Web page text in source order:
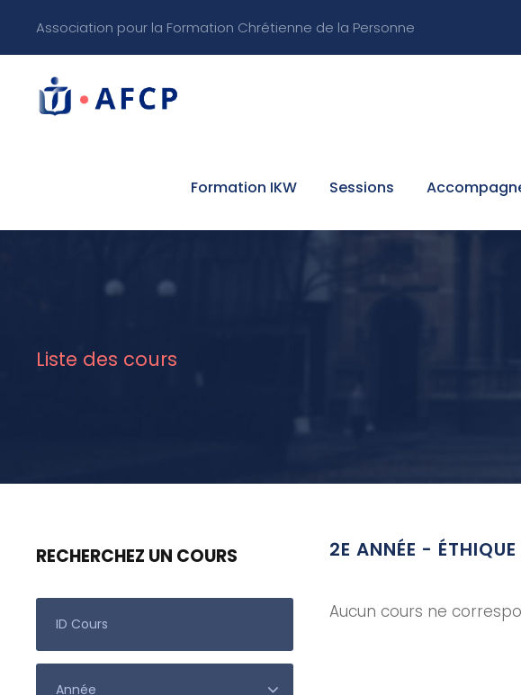
Association pour la Formation Chrétienne de la Personne
Formation IKW Sessions
Liste des cours
RECHERCHEZ UN COURS 2E ANNÉE -
Aucun cours ne